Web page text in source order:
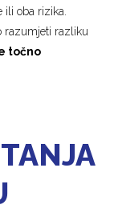
ili oba rizika.
razumjeti razliku
točno